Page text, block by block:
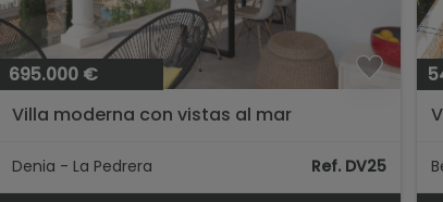
695.000 €
Villa moderna con vistas al mar
Denia - La Pedrera Ref. DV25